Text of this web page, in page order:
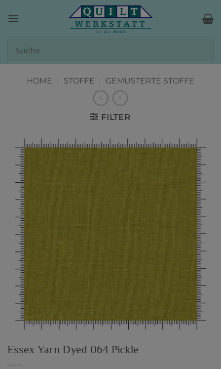
Inhalt
HOME | STOFFE | GEMUSTERTE STOFFE
FILTER
Essex Yarn Dyed 064 Pickle